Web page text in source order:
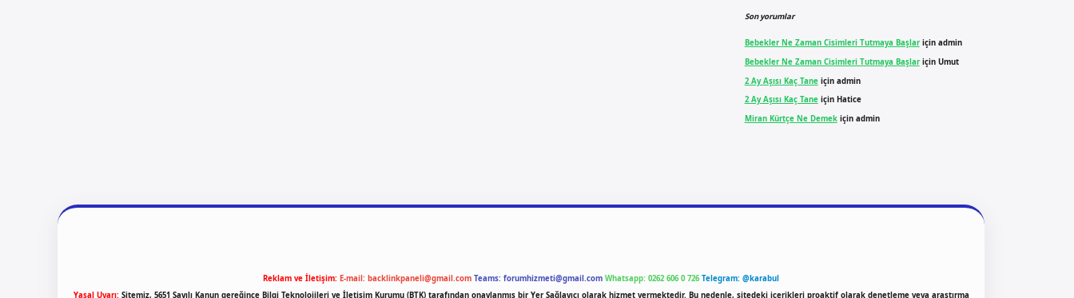
Son yorumlar
Bebekler Ne Zaman Cisimleri Tutmaya Başlariçin admin
Bebekler Ne Zaman Cisimleri Tutmaya Başlariçin Umut
2 Ay Aşısı Kaç Taneiçin admin
2 Ay Aşısı Kaç Taneiçin Hatice
Miran Kürtçe Ne Demekiçin admin
Reklam ve İletişim: E-mail: backlinkpaneli@gmail.com Teams: forumhizmeti@gmail.com Whatsapp: 0262 606 0 726 Telegram: @karabul
Yasal Uyarı: Sitemiz, 5651 Sayılı Kanun gereğince Bilgi Teknolojileri ve İletişim Kurumu (BTK) tarafından onaylanmış bir Yer Sağlayıcı olarak hizmet vermektedir. Bu nedenle, sitedeki içerikleri proaktif olarak denetleme veya araştırma